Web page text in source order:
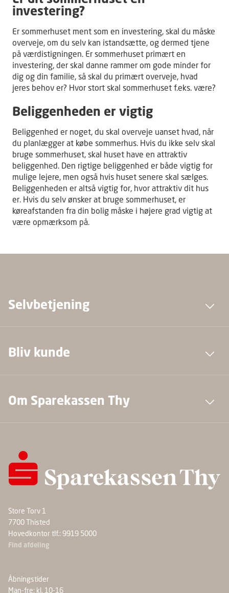
investering?
Er sommerhuset ment som en investering, skal du måske
overveje, om du selv kan istandsætte, og dermed tjene
på værdistigningen. Er sommerhuset primært en
investering, der skal danne rammer om gode minder for
dig og din familie, så skal du primært overveje, hvad
jeres behov er? Hvor stort skal sommerhuset f.eks. være?
Beliggenheden er vigtig
Beliggenhed er noget, du skal overveje uanset hvad, når
du planlægger at købe sommerhus. Hvis du ikke selv skal
bruge sommerhuset, skal huset have en attraktiv
beliggenhed. Den rigtige beliggenhed er både vigtig for
mulige lejere, men også hvis huset senere skal sælges.
Beliggenheden er altså vigtig for, hvor attraktiv dit hus
er. Hvis du selv ønsker at bruge sommerhuset, er
køreafstanden fra din bolig måske i højere grad vigtig at
være opmærksom på.
Selvbetjening
Bliv kunde
Om Sparekassen Thy
Store Torv 1
7700 Thisted
Hovedkontor tlf.: 9919 5000
Find afdeling
Åbningstider
Man-fre: kl. 10-16